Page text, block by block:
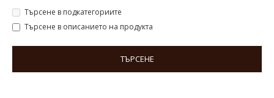
Търсене в подкатегориите
Търсене в описанието на продукта
ТЪРСЕНЕ